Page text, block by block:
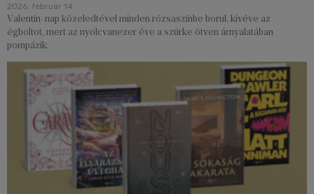
2026. február 14.
Valentin-nap közeledtével minden rózsaszínbe borul, kivéve az
égboltot, mert az nyolcvanezer éve a szürke ötven árnyalatában
pompázik.